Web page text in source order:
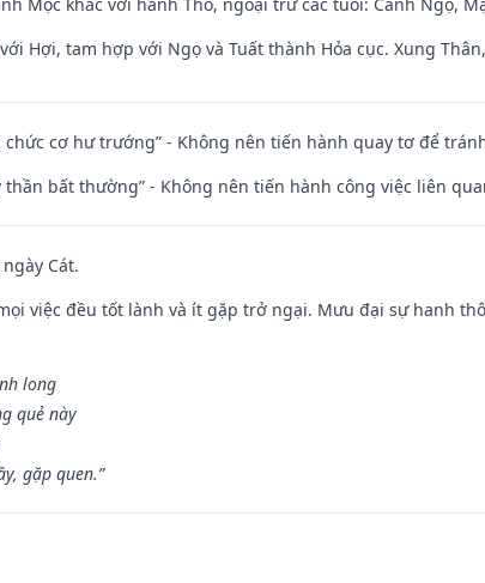
Hợi, tam hợp với Ngọ và Tuất thành Hỏa cục. Xung
chức cơ hư trướng” - Không nên tiến hành quay tơ để
thần bất thường” - Không nên tiến hành công việc liên
Cát.
việc đều tốt lành và ít gặp trở ngại. Mưu đại sự hanh
long
quẻ này
gặp quen.”